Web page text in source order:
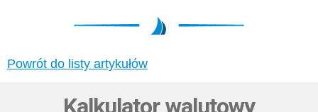
Powrót do listy artykułów
Kalkulator walutowy